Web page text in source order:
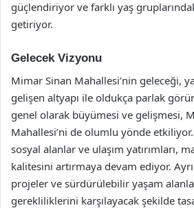
güçlendiriyor ve farklı yaş
getiriyor.
Gelecek Vizyonu
Mimar Sinan Mahallesi’nin geleceği,
gelişen altyapı ile oldukça parlak
genel olarak büyümesi ve gelişmesi,
Mahallesi’ni de olumlu yönde
sosyal alanlar ve ulaşım yatırımları,
kalitesini artırmaya devam ediyor.
projeler ve sürdürülebilir yaşam
gerekliliklerini karşılayacak şekilde